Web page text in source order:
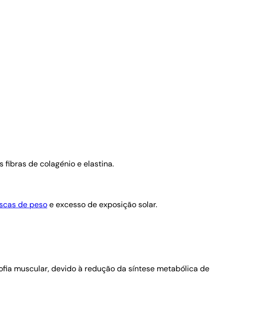
fibras de colagénio e elastina.
de pesoe excesso de exposição solar.
muscular, devido à redução da síntese metabólica de